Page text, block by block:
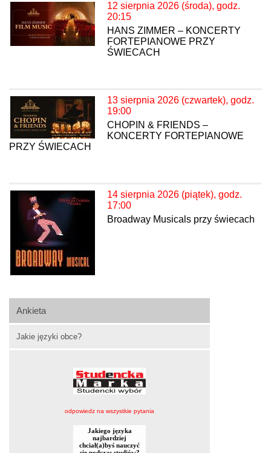
Ankieta
Jakie języki obce?
odpowiedz na wszystkie pytania
12 sierpnia 2026 (środa), godz.
20:15
HANS ZIMMER – KONCERTY
FORTEPIANOWE PRZY
ŚWIECACH
13 sierpnia 2026 (czwartek), godz.
19:00
CHOPIN & FRIENDS –
KONCERTY FORTEPIANOWE
PRZY ŚWIECACH
14 sierpnia 2026 (piątek), godz.
17:00
Broadway Musicals przy świecach